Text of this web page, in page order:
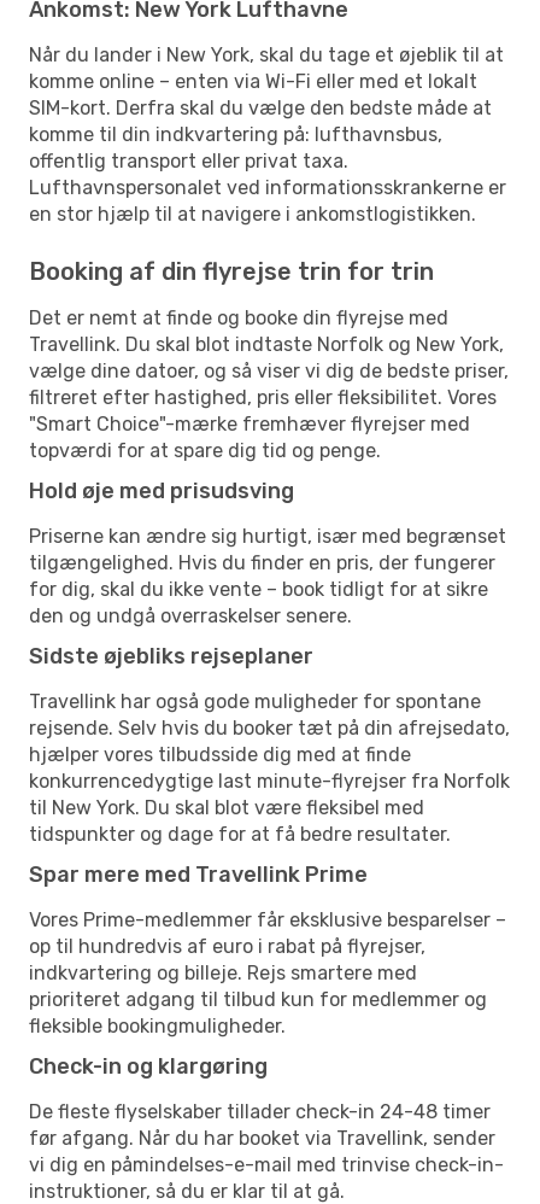
Ankomst: New York Lufthavne
Når du lander i New York, skal du tage et øjeblik til at
komme online – enten via Wi-Fi eller med et lokalt
SIM-kort. Derfra skal du vælge den bedste måde at
komme til din indkvartering på: lufthavnsbus,
offentlig transport eller privat taxa.
Lufthavnspersonalet ved informationsskrankerne er
en stor hjælp til at navigere i ankomstlogistikken.
Booking af din flyrejse trin for trin
Det er nemt at finde og booke din flyrejse med
Travellink. Du skal blot indtaste Norfolk og New York,
vælge dine datoer, og så viser vi dig de bedste priser,
filtreret efter hastighed, pris eller fleksibilitet. Vores
"Smart Choice"-mærke fremhæver flyrejser med
topværdi for at spare dig tid og penge.
Hold øje med prisudsving
Priserne kan ændre sig hurtigt, især med begrænset
tilgængelighed. Hvis du finder en pris, der fungerer
for dig, skal du ikke vente – book tidligt for at sikre
den og undgå overraskelser senere.
Sidste øjebliks rejseplaner
Travellink har også gode muligheder for spontane
rejsende. Selv hvis du booker tæt på din afrejsedato,
hjælper vores tilbudsside dig med at finde
konkurrencedygtige last minute-flyrejser fra Norfolk
til New York. Du skal blot være fleksibel med
tidspunkter og dage for at få bedre resultater.
Spar mere med Travellink Prime
Vores Prime-medlemmer får eksklusive besparelser –
op til hundredvis af euro i rabat på flyrejser,
indkvartering og billeje. Rejs smartere med
prioriteret adgang til tilbud kun for medlemmer og
fleksible bookingmuligheder.
Check-in og klargøring
De fleste flyselskaber tillader check-in 24-48 timer
før afgang. Når du har booket via Travellink, sender
vi dig en påmindelses-e-mail med trinvise check-in-
instruktioner, så du er klar til at gå.